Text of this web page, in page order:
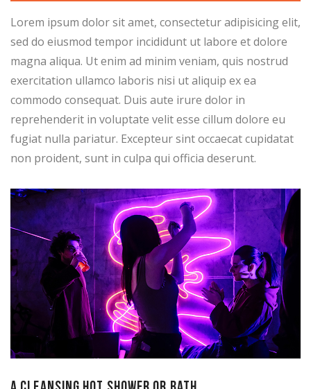
Lorem ipsum dolor sit amet, consectetur adipisicing elit,
sed do eiusmod tempor incididunt ut labore et dolore
magna aliqua. Ut enim ad minim veniam, quis nostrud
exercitation ullamco laboris nisi ut aliquip ex ea
commodo consequat. Duis aute irure dolor in
reprehenderit in voluptate velit esse cillum dolore eu
fugiat nulla pariatur. Excepteur sint occaecat cupidatat
non proident, sunt in culpa qui officia deserunt.